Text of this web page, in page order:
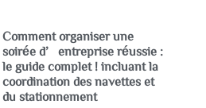
Comment organiser une
soirée d’entreprise réussie :
le guide complet ! incluant la
coordination des navettes et
du stationnement